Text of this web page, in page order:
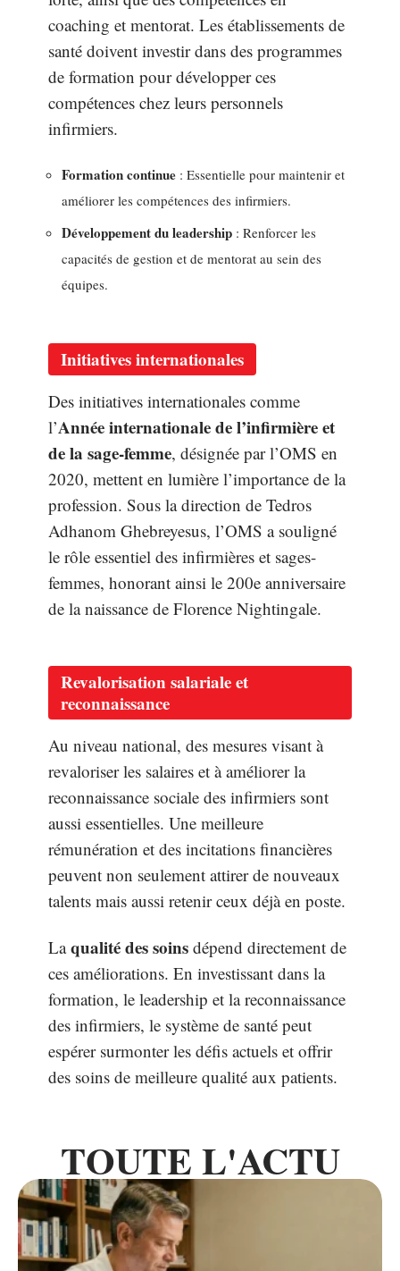
coaching et mentorat. Les établissements de
santé doivent investir dans des programmes
de formation pour développer ces
compétences chez leurs personnels
infirmiers.
Formation continue : Essentielle pour maintenir et
améliorer les compétences des infirmiers.
Développement du leadership : Renforcer les
capacités de gestion et de mentorat au sein des
équipes.
Initiatives internationales
Des initiatives internationales comme
l’Année internationale de l’infirmière et
de la sage-femme, désignée par l’OMS en
2020, mettent en lumière l’importance de la
profession. Sous la direction de Tedros
Adhanom Ghebreyesus, l’OMS a souligné
le rôle essentiel des infirmières et sages-
femmes, honorant ainsi le 200e anniversaire
de la naissance de Florence Nightingale.
Revalorisation salariale et
reconnaissance
Au niveau national, des mesures visant à
revaloriser les salaires et à améliorer la
reconnaissance sociale des infirmiers sont
aussi essentielles. Une meilleure
rémunération et des incitations financières
peuvent non seulement attirer de nouveaux
talents mais aussi retenir ceux déjà en poste.
Laqualité des soins dépend directement de
ces améliorations. En investissant dans la
formation, le leadership et la reconnaissance
des infirmiers, le système de santé peut
espérer surmonter les défis actuels et offrir
des soins de meilleure qualité aux patients.
TOUTE L'ACTU